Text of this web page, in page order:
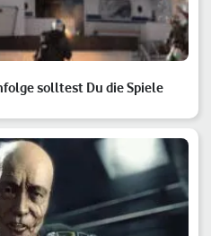
solltest Du die Spiele